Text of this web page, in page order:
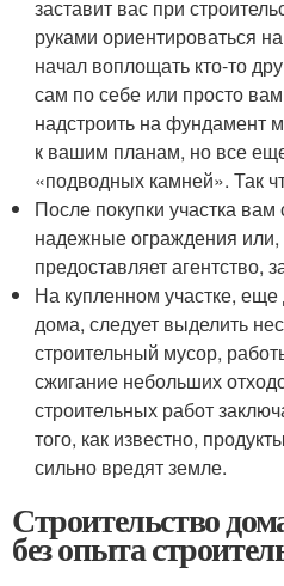
заставит вас при
руками ориентироваться
начал воплощать кто-то
сам по себе или просто
надстроить на фундамент
к вашим планам, но все
«подводных камней». Так
После покупки участка вам
надежные ограждения или,
предоставляет агентство,
На купленном участке, еще
дома, следует выделить
строительный мусор,
сжигание небольших
строительных работ
того, как известно,
сильно вредят земле.
Строительство
без опыта